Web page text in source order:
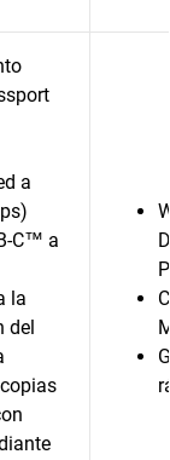
a
C™ a
la
del